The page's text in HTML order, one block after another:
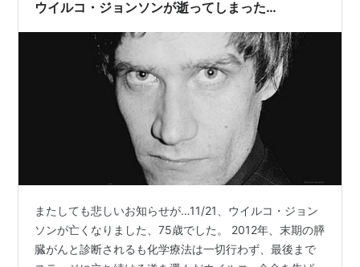
ウイルコ・ジョンソンが逝ってしまった…
またしても悲しいお知らせが…11/21、ウイルコ・ジョン
ソンが亡くなりました、75歳でした。 2012年、末期の膵
臓がんと診断されるも化学療法は一切行わず、最後まで